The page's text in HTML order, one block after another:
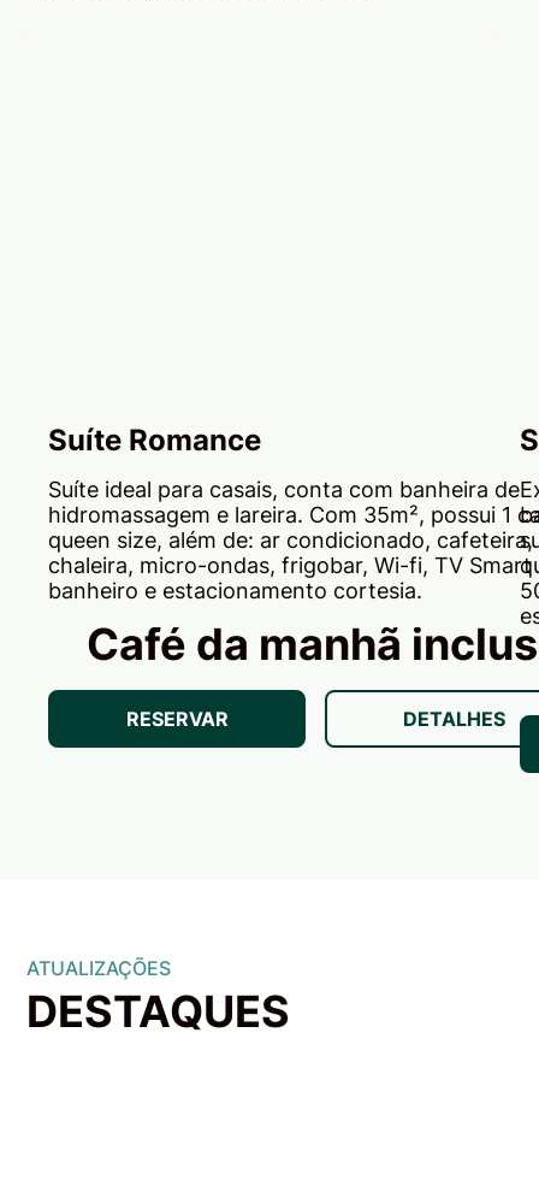
Suíte ideal para casais, conta com banheira de
hidromassagem e lareira. Com 35m², possui 1
queen size, além de: ar condicionado, cafeteira,
chaleira, micro-ondas, frigobar, Wi-fi, TV Smart
banheiro e estacionamento cortesia.
Suíte Romance
Café da manhã
RESERVAR DETALHES
ATUALIZAÇÕES
​DESTAQUES